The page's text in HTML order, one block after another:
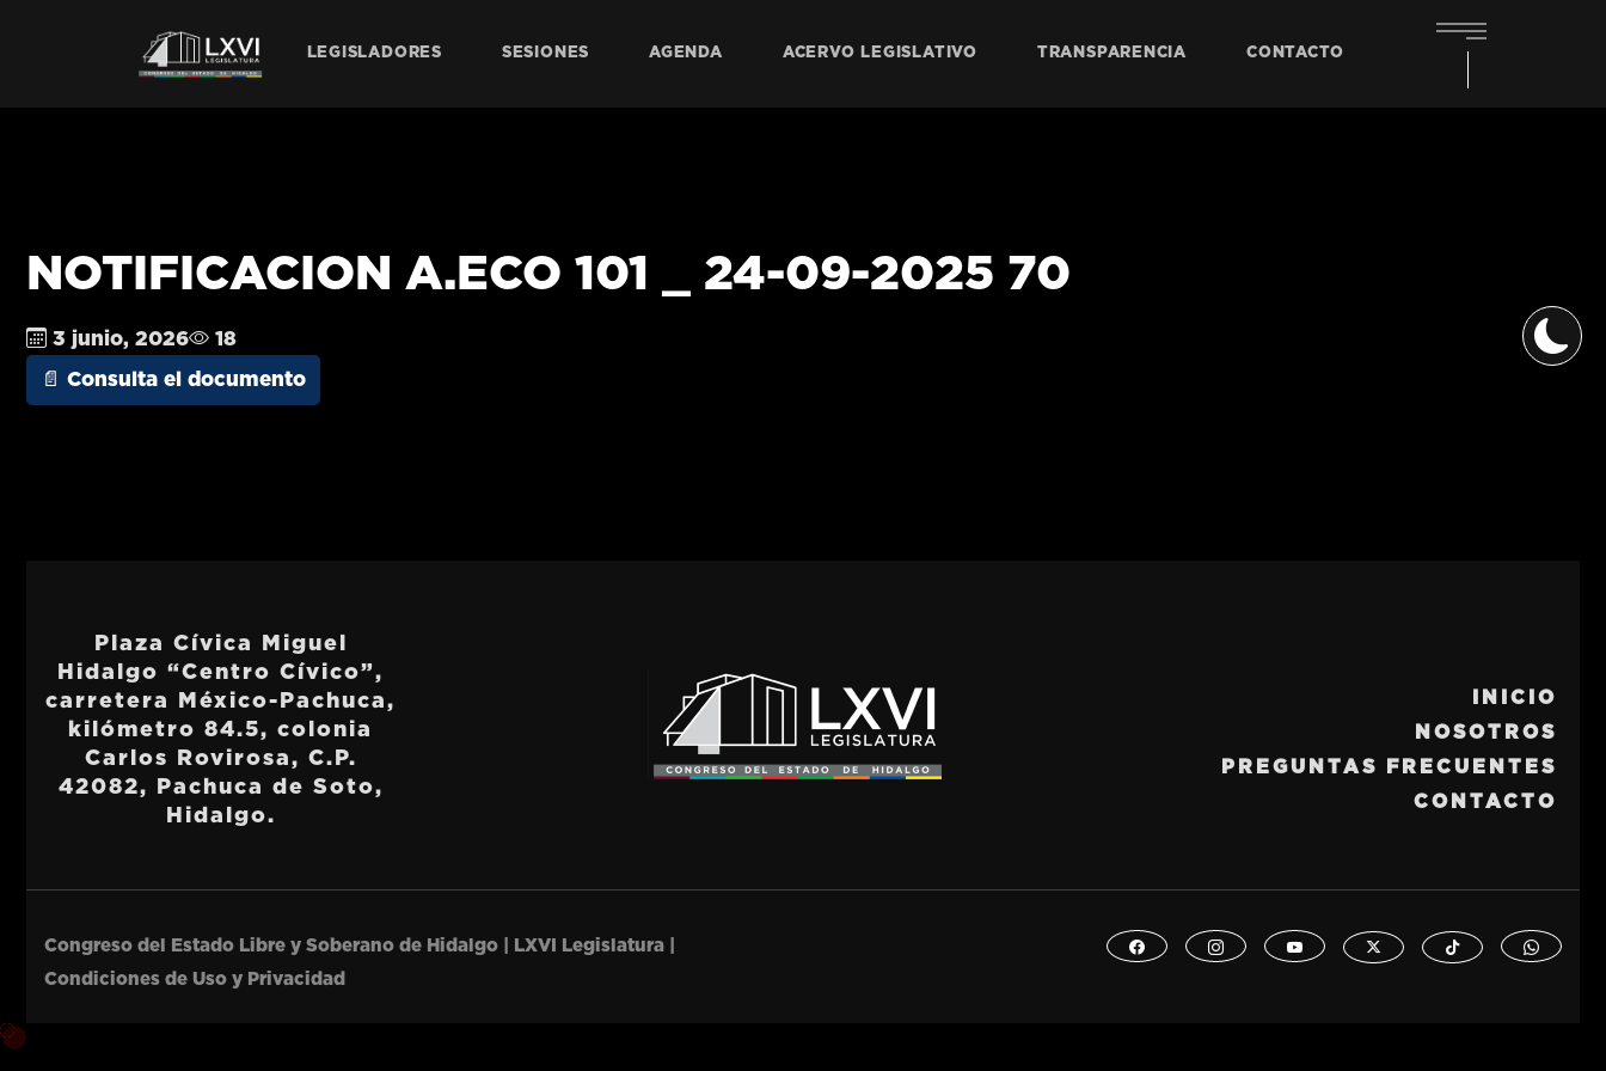
LEGISLADORES SESIONES AGENDA ACERVO LEGISLATIVO TRANSPARENCIA CONTACTO
NOTIFICACION A.ECO 101 _ 24-09-2025 70
3 junio, 2026
18
📄 Consulta el documento
Plaza Cívica Miguel
Hidalgo “Centro Cívico”,
carretera México-Pachuca,
kilómetro 84.5, colonia
Carlos Rovirosa, C.P.
42082, Pachuca de Soto,
Hidalgo.
INICIO
NOSOTROS
PREGUNTAS FRECUENTES
CONTACTO
Congreso del Estado Libre y Soberano de Hidalgo | LXVI Legislatura |
Condiciones de Uso y Privacidad